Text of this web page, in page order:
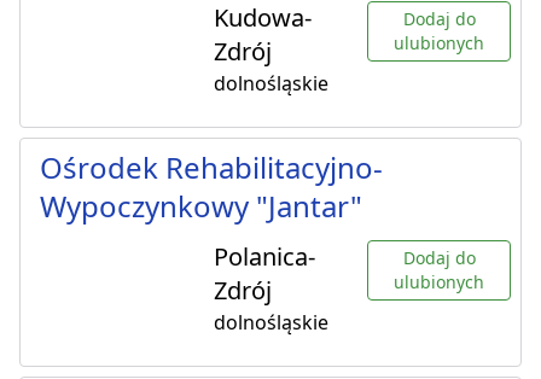
Kudowa-
Zdrój
dolnośląskie
Dodaj do
ulubionych
Ośrodek Rehabilitacyjno-
Wypoczynkowy "Jantar"
Polanica-
Zdrój
dolnośląskie
Dodaj do
ulubionych